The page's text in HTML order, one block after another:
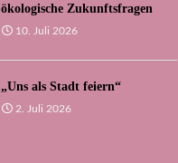
ökologische Zukunftsfragen
10. Juli 2026
„Uns als Stadt feiern“
2. Juli 2026